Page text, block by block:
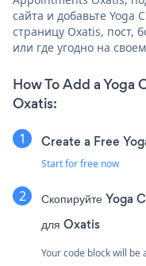
сайта и добавьте Yoga
страницу Oxatis, пост,
или где угодно на
How To Add a Yoga
Oxatis:
Create a Free
Start for free now
Скопируйте Yoga
для Oxatis
Your code block will